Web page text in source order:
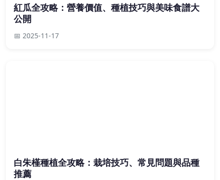
紅瓜全攻略：營養價值、種植技巧與美味食譜大
公開
📅 2025-11-17
白朱槿種植全攻略：栽培技巧、常見問題與品種
推薦